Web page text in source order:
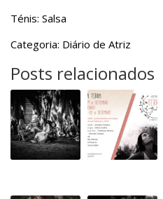
Ténis: Salsa
Categoria: Diário de Atriz
Posts relacionados
estreia
do
Voltar